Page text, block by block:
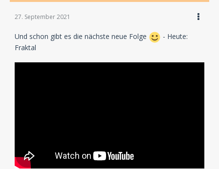
27. September 2021
Und schon gibt es die nächste neue Folge
- Heute:
Fraktal